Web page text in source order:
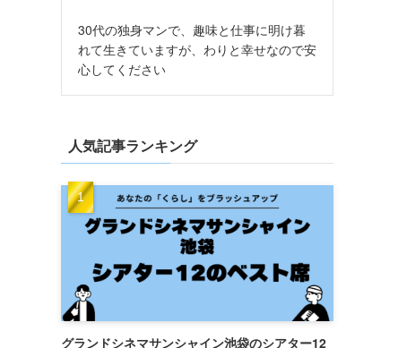
30代の独身マンで、趣味と仕事に明け暮
れて生きていますが、わりと幸せなので安
心してください
人気記事ランキング
グランドシネマサンシャイン池袋のシアター12